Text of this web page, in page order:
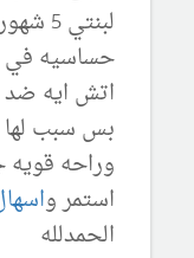
حساسيه في
اتش ايه
بس سبب لها
وراحه قويه
استمر و
الحمدلله